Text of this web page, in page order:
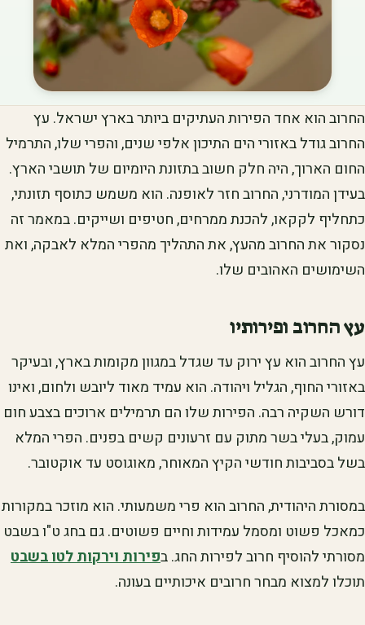
החרוב הוא אחד הפירות העתיקים ביותר בארץ ישראל. עץ
החרוב גודל באזורי הים התיכון אלפי שנים, והפרי שלו, התרמיל
החום הארוך, היה חלק חשוב בתזונת היומיום של תושבי הארץ.
בעידן המודרני, החרוב חזר לאופנה. הוא משמש כתוסף תזונתי,
כתחליף לקקאו, להכנת ממרחים, חטיפים ושייקים. במאמר זה
נסקור את החרוב מהעץ, את התהליך מהפרי המלא לאבקה, ואת
השימושים האהובים שלו.
עץ החרוב ופירותיו
עץ החרוב הוא עץ ירוק עד שגדל במגוון מקומות בארץ, ובעיקר
באזורי החוף, הגליל ויהודה. הוא עמיד מאוד ליובש ולחום, ואינו
דורש השקיה רבה. הפירות שלו הם תרמילים ארוכים בצבע חום
עמוק, בעלי בשר מתוק עם זרעונים קשים בפנים. הפרי המלא
בשל בסביבות חודשי הקיץ המאוחר, מאוגוסט עד אוקטובר.
במסורת היהודית, החרוב הוא פרי משמעותי. הוא מוזכר במקורות
כמאכל פשוט ומסמל עמידות וחיים פשוטים. גם בחג ט"ו בשבט
מסורתי להוסיף חרוב לפירות החג. בפירות וירקות לטו בשבט
תוכלו למצוא מבחר חרובים איכותיים בעונה.